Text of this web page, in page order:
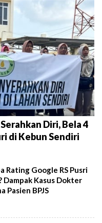
Diri, Bela 4
di Kebun Sendiri
Rating Google RS Pusri
Dampak Kasus Dokter
Pasien BPJS